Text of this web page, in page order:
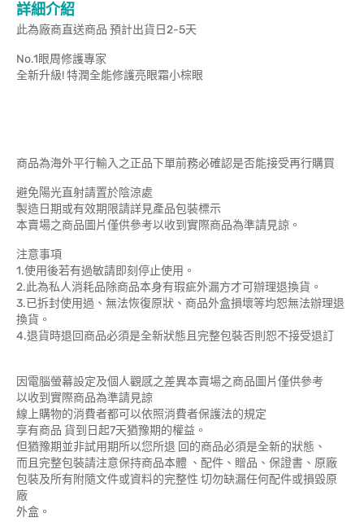
詳細介紹
此為廠商直送商品 預計出貨日2-5天
No.1眼周修護專家
全新升級! 特潤全能修護亮眼霜小棕眼
商品為海外平行輸入之正品下單前務必確認是否能接受再行購買
避免陽光直射請置於陰涼處
製造日期或有效期限請詳見產品包裝標示
本賣場之商品圖片僅供參考以收到實際商品為準請見諒。
注意事項
1.使用後若有過敏請即刻停止使用。
2.此為私人消耗品除商品本身有瑕疵外漏方才可辦理退換貨。
3.已拆封使用過、無法恢復原狀、商品外盒損壞等均恕無法辦理退
換貨。
4.退貨時退回商品必須是全新狀態且完整包裝否則恕不接受退訂
因電腦螢幕設定及個人觀感之差異本賣場之商品圖片僅供參考
以收到實際商品為準請見諒
線上購物的消費者都可以依照消費者保護法的規定
享有商品 貨到日起7天猶豫期的權益。
但猶豫期並非試用期所以您所退 回的商品必須是全新的狀態、
而且完整包裝請注意保持商品本體 、配件、贈品、保證書、原廠
包裝及所有附隨文件或資料的完整性 切勿缺漏任何配件或損毀原
廠
外盒。